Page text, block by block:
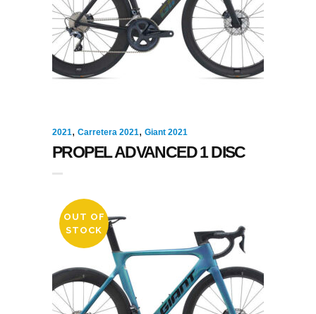
2021, Carretera 2021, Giant 2021
PROPEL ADVANCED 1 DISC
OUT OF
STOCK